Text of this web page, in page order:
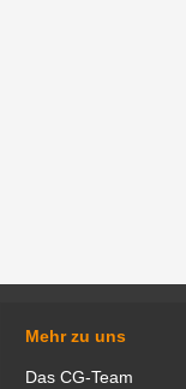
Mehr zu uns
Das CG-Team